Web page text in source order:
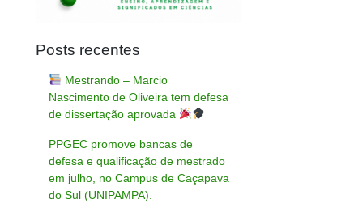
Posts recentes
Mestrando – Marcio
Nascimento de Oliveira tem defesa
de dissertação aprovada
PPGEC promove bancas de
defesa e qualificação de mestrado
em julho, no Campus de Caçapava
do Sul (UNIPAMPA).